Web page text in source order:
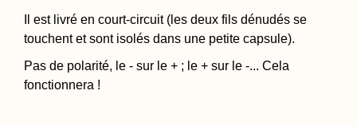
Il est livré en court-circuit (les deux fils dénudés se
touchent et sont isolés dans une petite capsule).
Pas de polarité, le - sur le + ; le + sur le -... Cela
fonctionnera !